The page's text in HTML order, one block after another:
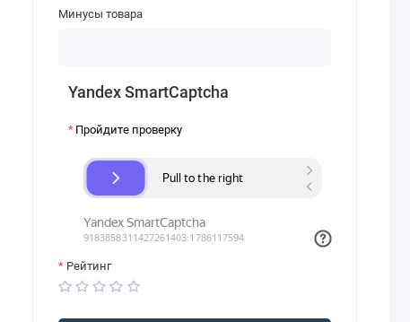
Минусы товара
Yandex SmartCaptcha
Пройдите проверку
Рейтинг